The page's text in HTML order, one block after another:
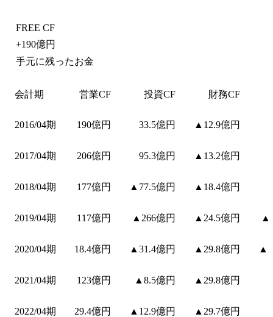
FREE CF
+190億円
手元に残ったお金
会計期 営業CF 投資CF 財務CF
2016/04期 190億円 33.5億円 ▲12.9億円
2017/04期 206億円 95.3億円 ▲13.2億円
2018/04期 177億円 ▲77.5億円 ▲18.4億円
2019/04期 117億円 ▲266億円 ▲24.5億円
2020/04期 18.4億円 ▲31.4億円 ▲29.8億円
2021/04期 123億円 ▲8.5億円 ▲29.8億円
2022/04期 29.4億円 ▲12.9億円 ▲29.7億円